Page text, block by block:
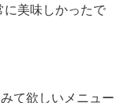
に美味しかったで
て欲しいメニュー